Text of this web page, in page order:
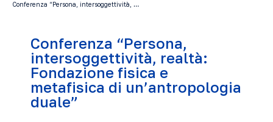
Conferenza “Persona, intersoggettività, …
Conferenza “Persona,
intersoggettività, realtà:
Fondazione fisica e
metafisica di un’antropologia
duale”